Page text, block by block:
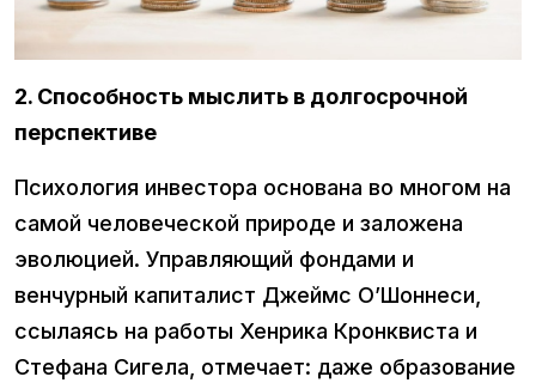
2. Способность мыслить в долгосрочной
перспективе
Психология инвестора основана во многом на
самой человеческой природе и заложена
эволюцией. Управляющий фондами и
венчурный капиталист Джеймс О’Шоннеси,
ссылаясь на работы Хенрика Кронквиста и
Стефана Сигела, отмечает: даже образование